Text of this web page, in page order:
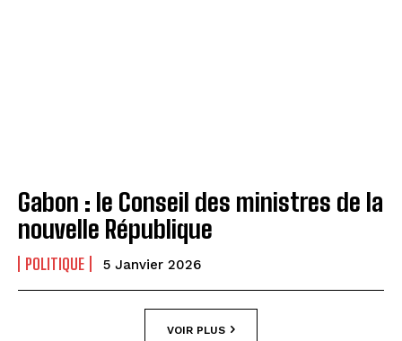
Gabon : le Conseil des ministres de la
nouvelle République
POLITIQUE 5 Janvier 2026
VOIR PLUS